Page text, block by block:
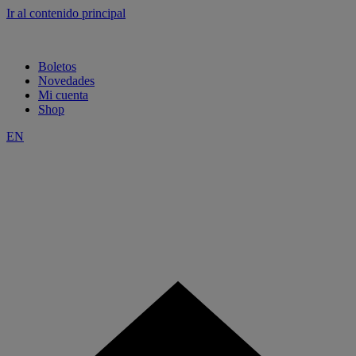
Ir al contenido principal
Boletos
Novedades
Mi cuenta
Shop
EN